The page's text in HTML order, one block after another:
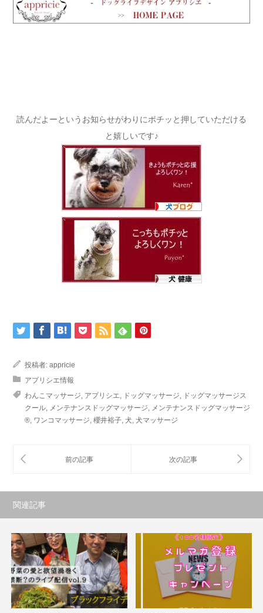
読んだよーというお知らせがわりにポチッと押していただける
と嬉しいです♪
投稿者: appricie
アプリシエ情報
わんこマッサージ アプリシエ ドッグマッサージ
ドッグマッサージス
クール
メンテナンスドッグマッサージ
メンテナンスドッグマッサージ
® ワンコマッサージ 櫻井裕子 犬 犬マッサージ
関連記事